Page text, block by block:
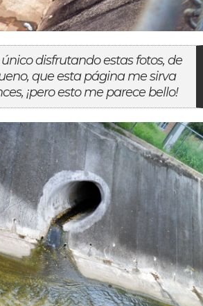
disfrutando estas fotos, de
que esta página me sirva
¡pero esto me parece bello!